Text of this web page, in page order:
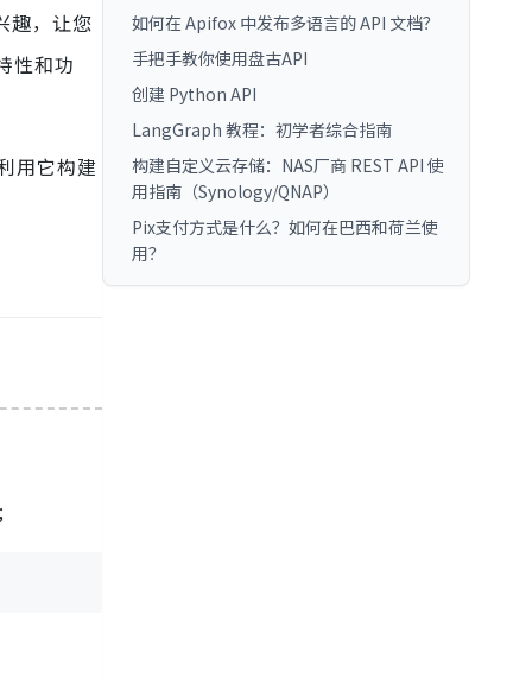
趣，让您
性和功
用它构建
如何在 Apifox 中发布多语言的 API 文档？
手把手教你使用盘古API
创建 Python API
LangGraph 教程：初学者综合指南
构建自定义云存储：NAS厂商 REST API 使
用指南（Synology/QNAP）
Pix支付方式是什么？如何在巴西和荷兰使
用？